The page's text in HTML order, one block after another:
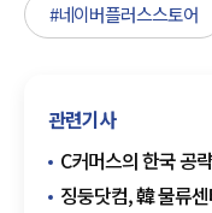
#네이버플러스스토어
관련기사
C커머스의 한국 공
승부 보나
징둥닷컴, 韓 물류